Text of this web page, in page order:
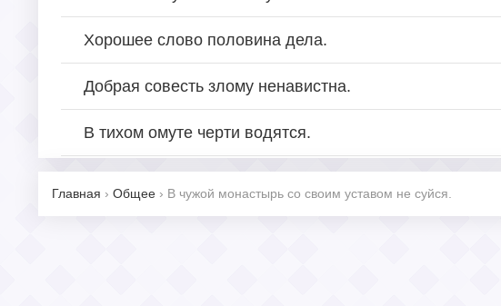
Хорошее слово половина дела.
Добрая совесть злому ненавистна.
В тихом омуте черти водятся.
Главная › Общее › В чужой монастырь со своим уставом не суйся.